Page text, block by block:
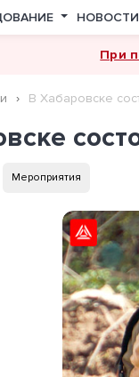
НОВОСТИ
При
В Хабаровске
Мероприятия